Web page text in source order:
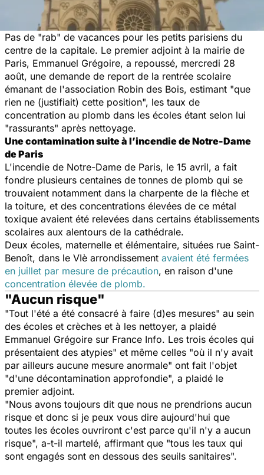
Pas de "rab" de vacances pour les petits parisiens du
centre de la capitale. Le premier adjoint à la mairie de
Paris, Emmanuel Grégoire, a repoussé, mercredi 28
août, une demande de report de la rentrée scolaire
émanant de l'association Robin des Bois, estimant "que
rien ne (justifiait) cette position", les taux de
concentration au plomb dans les écoles étant selon lui
"rassurants" après nettoyage.
Une contamination suite à l’incendie de Notre-Dame
de Paris
L'incendie de Notre-Dame de Paris, le 15 avril, a fait
fondre plusieurs centaines de tonnes de plomb qui se
trouvaient notamment dans la charpente de la flèche et
la toiture, et des concentrations élevées de ce métal
toxique avaient été relevées dans certains établissements
scolaires aux alentours de la cathédrale.
Deux écoles, maternelle et élémentaire, situées rue Saint-
Benoît, dans le VIè arrondissement avaient été fermées
en juillet par mesure de précaution, en raison d'une
concentration élevée de plomb.
"Aucun risque"
"Tout l'été a été consacré à faire (d)es mesures" au sein
des écoles et crèches et à les nettoyer, a plaidé
Emmanuel Grégoire sur France Info. Les trois écoles qui
présentaient des atypies" et même celles "où il n'y avait
par ailleurs aucune mesure anormale" ont fait l'objet
"d'une décontamination approfondie", a plaidé le
premier adjoint.
"Nous avons toujours dit que nous ne prendrions aucun
risque et donc si je peux vous dire aujourd'hui que
toutes les écoles ouvriront c'est parce qu'il n'y a aucun
risque", a-t-il martelé, affirmant que "tous les taux qui
sont engagés sont en dessous des seuils sanitaires".